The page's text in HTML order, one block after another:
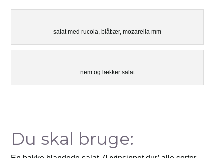
salat med rucola, blåbær, mozarella mm
nem og lækker salat
Du skal bruge: